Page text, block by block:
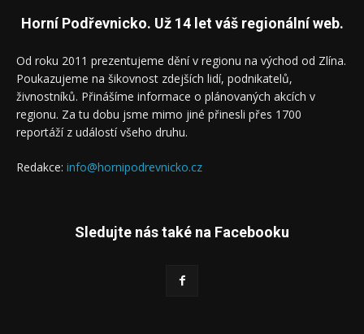
Horní Podřevnicko. Už 14 let váš regionální web.
Od roku 2011 prezentujeme dění v regionu na východ od Zlína.
Poukazujeme na šikovnost zdejších lidí, podnikatelů,
živnostníků. Přinášíme informace o plánovaných akcích v
regionu. Za tu dobu jsme mimo jiné přinesli přes 1700
reportáží z událostí všeho druhu.
Redakce: info@hornipodrevnicko.cz
Sledujte nás také na Facebooku